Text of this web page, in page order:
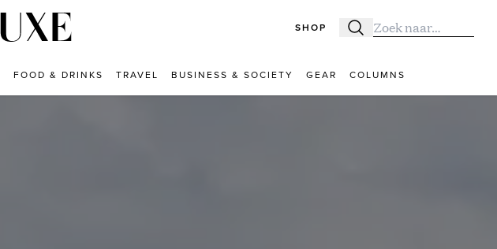
SHOP Zoeken
Zoek naar:
FOOD & DRINKS TRAVEL BUSINESS & SOCIETY GEAR COLUMNS